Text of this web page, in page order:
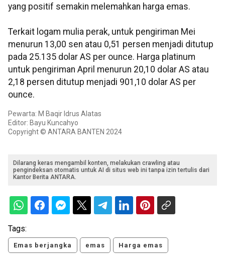
yang positif semakin melemahkan harga emas.
Terkait logam mulia perak, untuk pengiriman Mei
menurun 13,00 sen atau 0,51 persen menjadi ditutup
pada 25.135 dolar AS per ounce. Harga platinum
untuk pengiriman April menurun 20,10 dolar AS atau
2,18 persen ditutup menjadi 901,10 dolar AS per
ounce.
Pewarta: M Baqir Idrus Alatas
Editor: Bayu Kuncahyo
Copyright © ANTARA BANTEN 2024
Dilarang keras mengambil konten, melakukan crawling atau
pengindeksan otomatis untuk AI di situs web ini tanpa izin tertulis dari
Kantor Berita ANTARA.
Tags:
Emas berjangka emas Harga emas